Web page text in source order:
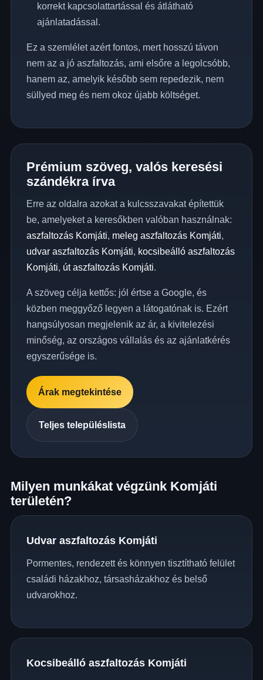
korrekt kapcsolattartással és átlátható
ajánlatadással.
Ez a szemlélet azért fontos, mert hosszú távon
nem az a jó aszfaltozás, ami elsőre a legolcsóbb,
hanem az, amelyik később sem repedezik, nem
süllyed meg és nem okoz újabb költséget.
Prémium szöveg, valós keresési
szándékra írva
Erre az oldalra azokat a kulcsszavakat építettük
be, amelyeket a keresőkben valóban használnak:
aszfaltozás Komjáti, meleg aszfaltozás Komjáti,
udvar aszfaltozás Komjáti, kocsibeálló aszfaltozás
Komjáti, út aszfaltozás Komjáti.
A szöveg célja kettős: jól értse a Google, és
közben meggyőző legyen a látogatónak is. Ezért
hangsúlyosan megjelenik az ár, a kivitelezési
minőség, az országos vállalás és az ajánlatkérés
egyszerűsége is.
Árak megtekintése
Teljes településlista
Milyen munkákat végzünk Komjáti
területén?
Udvar aszfaltozás Komjáti
Pormentes, rendezett és könnyen tisztítható felület
családi házakhoz, társasházakhoz és belső
udvarokhoz.
Kocsibeálló aszfaltozás Komjáti